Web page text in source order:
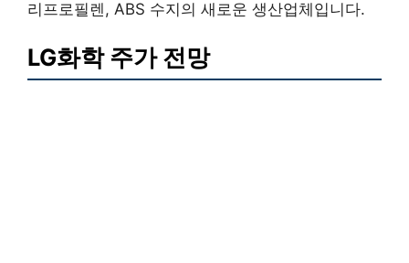
리프로필렌, ABS 수지의 새로운 생산업체입니다.
LG화학 주가 전망